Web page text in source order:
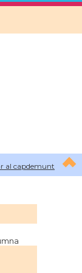
al capdemunt